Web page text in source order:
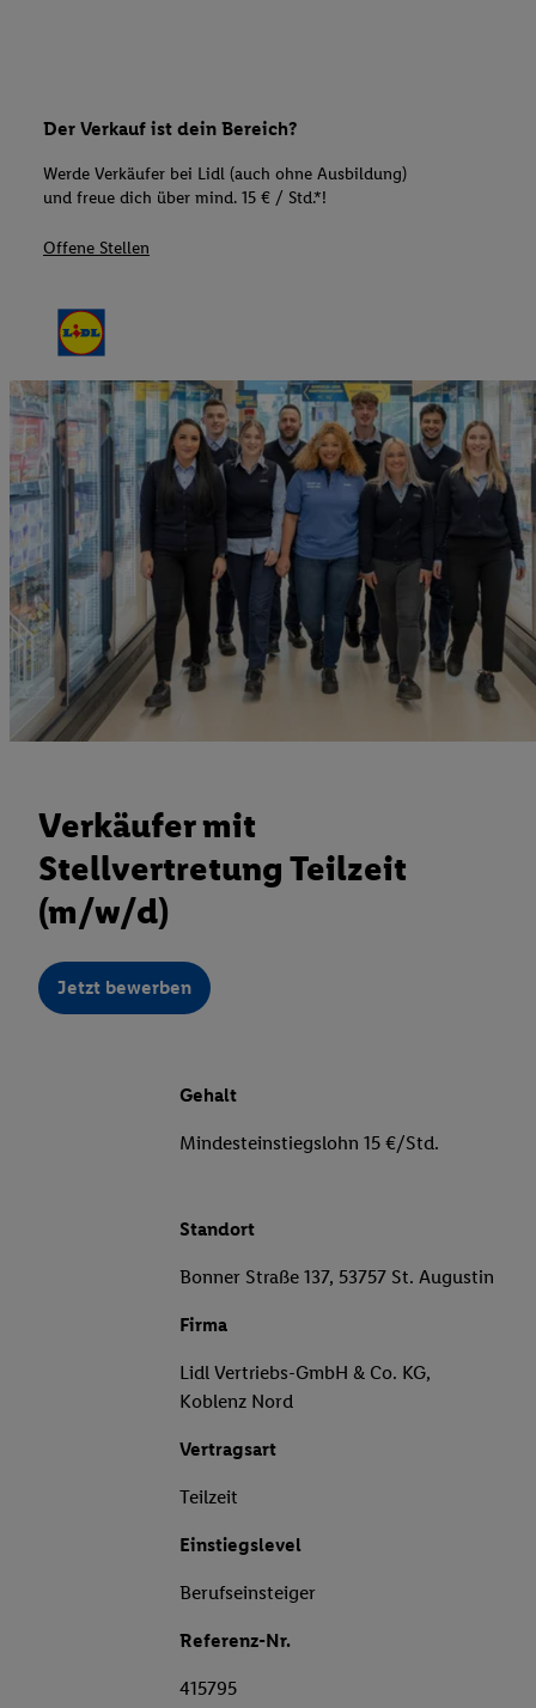
Der Verkauf ist dein Bereich?
Werde Verkäufer bei Lidl (auch ohne Ausbildung)
und freue dich über mind. 15 € / Std.*!
Offene Stellen
Verkäufer mit
Stellvertretung Teilzeit
(m/w/d)
Jetzt bewerben
Gehalt
Mindesteinstiegslohn 15 €/Std.
Standort
Bonner Straße 137, 53757 St. Augustin
Firma
Lidl Vertriebs-GmbH & Co. KG,
Koblenz Nord
Vertragsart
Teilzeit
Einstiegslevel
Berufseinsteiger
Referenz-Nr.
415795